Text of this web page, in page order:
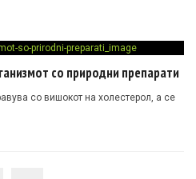
со природни препарати
со вишокот на холестерол, а се